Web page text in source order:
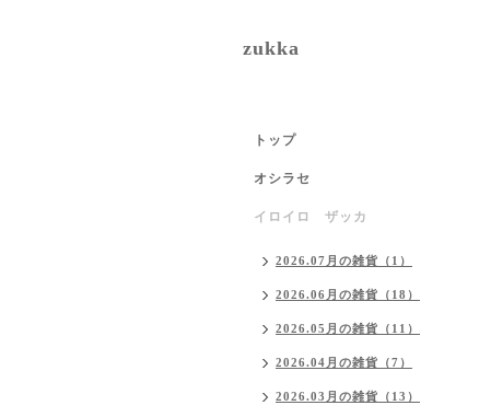
zukka
トップ
オシラセ
イロイロ ザッカ
2026.07月の雑貨（1）
2026.06月の雑貨（18）
2026.05月の雑貨（11）
2026.04月の雑貨（7）
2026.03月の雑貨（13）